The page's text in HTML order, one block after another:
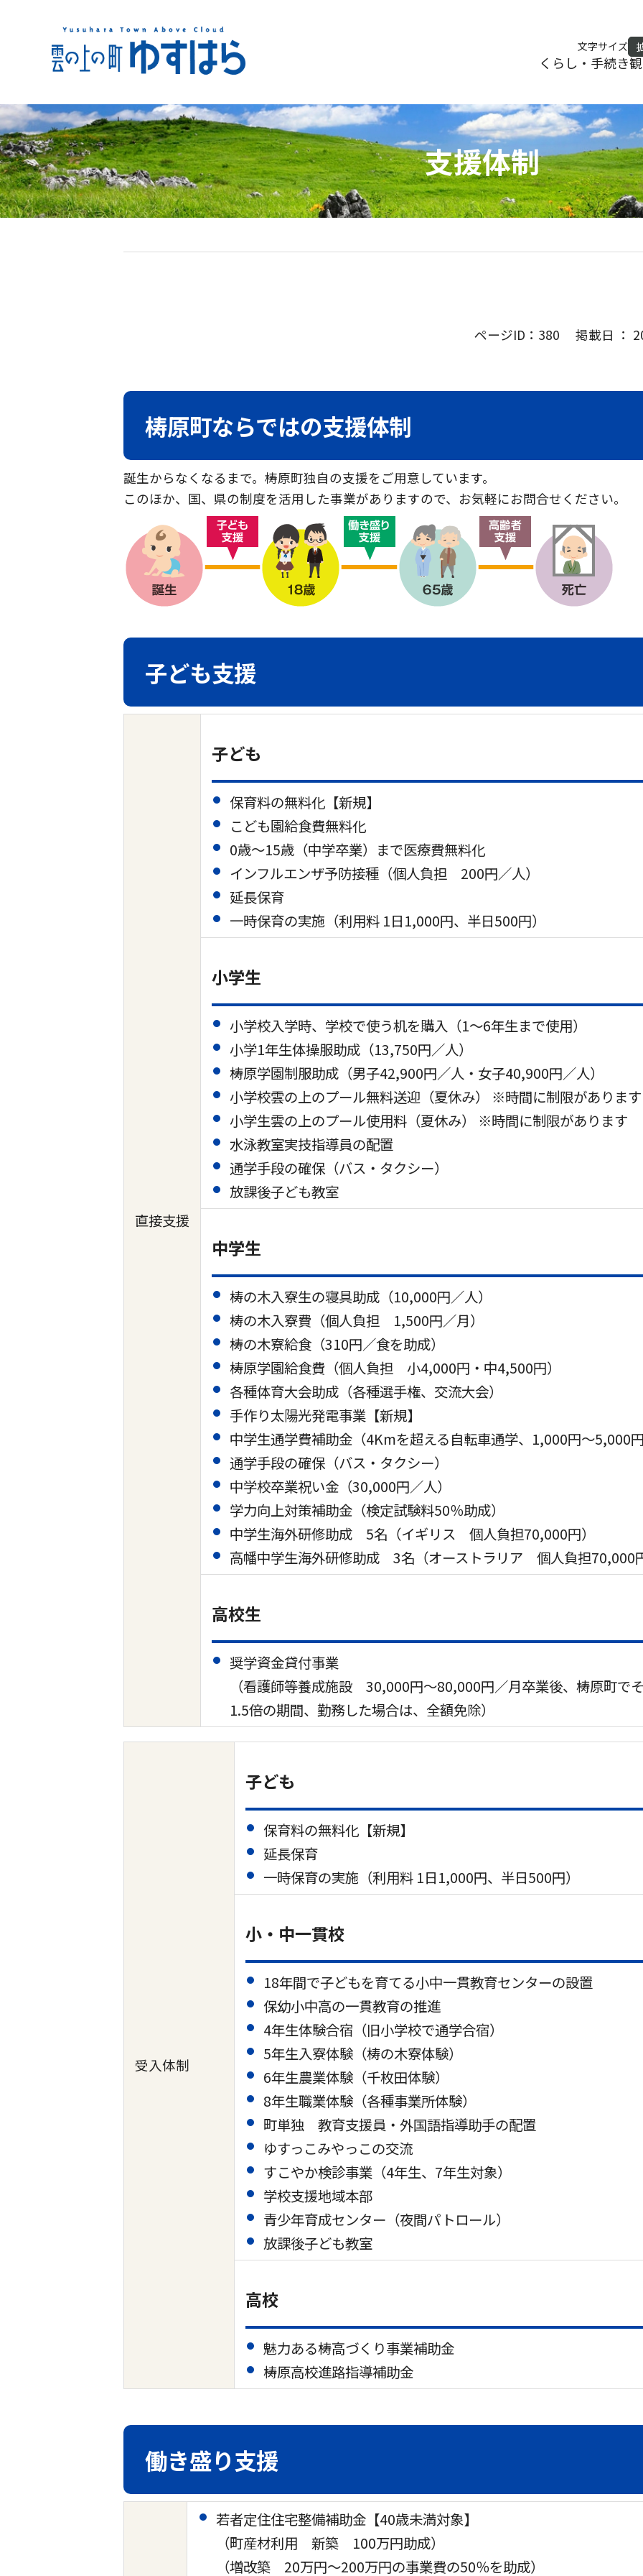
文字サイズ
くらし・手続き
支援体制
ページID：380 掲載日 ：
梼原町ならではの支援体制
誕生からなくなるまで。梼原町独自の支援をご用意しています。
このほか、国、県の制度を活用した事業がありますので、お気軽にお問合せください。
子ども支援
直接支援
子ども
保育料の無料化【新規】
こども園給食費無料化
0歳～15歳（中学卒業）まで医療費無料化
インフルエンザ予防接種（個人負担 200円／人）
延長保育
一時保育の実施（利用料 1日1,000円、半日500円）
小学生
小学校入学時、学校で使う机を購入（1～6年生まで使用）
小学1年生体操服助成（13,750円／人）
梼原学園制服助成（男子42,900円／人・女子40,900円／人）
小学校雲の上のプール無料送迎（夏休み） ※時間に制限があります
小学生雲の上のプール使用料（夏休み） ※時間に制限があります
水泳教室実技指導員の配置
通学手段の確保（バス・タクシー）
放課後子ども教室
中学生
梼の木入寮生の寝具助成（10,000円／人）
梼の木入寮費（個人負担 1,500円／月）
梼の木寮給食（310円／食を助成）
梼原学園給食費（個人負担 小4,000円・中4,500円）
各種体育大会助成（各種選手権、交流大会）
手作り太陽光発電事業【新規】
中学生通学費補助金（4Kmを超える自転車通学、1,000円～5,000円
通学手段の確保（バス・タクシー）
中学校卒業祝い金（30,000円／人）
学力向上対策補助金（検定試験料50％助成）
中学生海外研修助成 5名（イギリス 個人負担70,000円）
高幡中学生海外研修助成 3名（オーストラリア 個人負担70,000円
高校生
奨学資金貸付事業
（看護師等養成施設 30,000円～80,000円／月卒業後、梼原町で
1.5倍の期間、勤務した場合は、全額免除）
受入体制
子ども
保育料の無料化【新規】
延長保育
一時保育の実施（利用料 1日1,000円、半日500円）
小・中一貫校
18年間で子どもを育てる小中一貫教育センターの設置
保幼小中高の一貫教育の推進
4年生体験合宿（旧小学校で通学合宿）
5年生入寮体験（梼の木寮体験）
6年生農業体験（千枚田体験）
8年生職業体験（各種事業所体験）
町単独 教育支援員・外国語指導助手の配置
ゆすっこみやっこの交流
すこやか検診事業（4年生、7年生対象）
学校支援地域本部
青少年育成センター（夜間パトロール）
放課後子ども教室
高校
魅力ある梼高づくり事業補助金
梼原高校進路指導補助金
働き盛り支援
若者定住住宅整備補助金【40歳未満対象】
（町産材利用 新築 100万円助成）
（増改築 20万円～200万円の事業費の50％を助成）